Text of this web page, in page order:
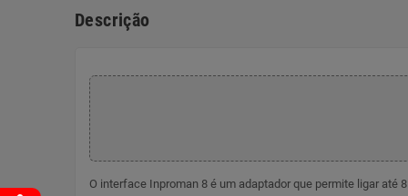
Descrição
O interface Inproman 8 é um adaptador que permite ligar